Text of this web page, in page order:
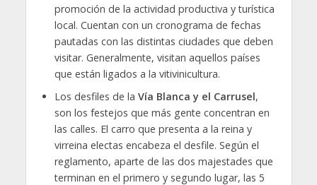
promoción de la actividad productiva y turística
local. Cuentan con un cronograma de fechas
pautadas con las distintas ciudades que deben
visitar. Generalmente, visitan aquellos países
que están ligados a la vitivinicultura.
Los desfiles de la Vía Blanca y el Carrusel,
son los festejos que más gente concentran en
las calles. El carro que presenta a la reina y
virreina electas encabeza el desfile. Según el
reglamento, aparte de las dos majestades que
terminan en el primero y segundo lugar, las 5